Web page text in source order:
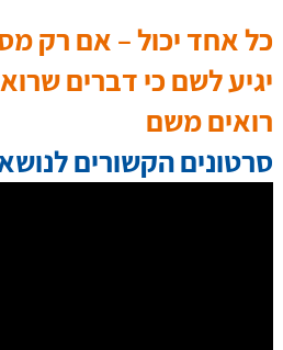
כל אחד יכול – אם רק
יגיע לשם כי דברים
רואים משם
סרטונים הקשורים